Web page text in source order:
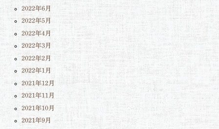
2022年6月
2022年5月
2022年4月
2022年3月
2022年2月
2022年1月
2021年12月
2021年11月
2021年10月
2021年9月